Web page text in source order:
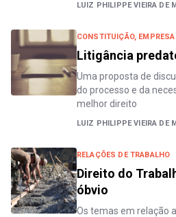
LUIZ PHILIPPE VIEIRA DE
CONSTITUIÇÃO,
Litigância
Uma proposta de
do processo e da
melhor direito
LUIZ PHILIPPE VIEIRA DE
RELAÇÕES DE TRABALHO
Direito do
óbvio
Os temas em relação